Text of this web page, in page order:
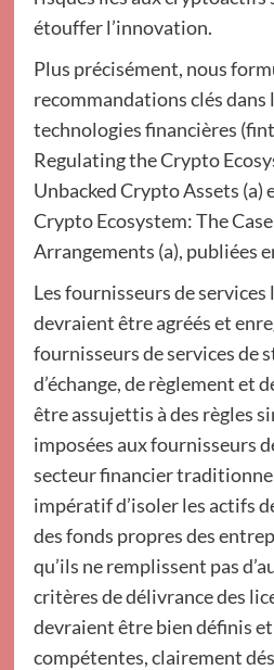
étouffer l’innovation.
Plus précisément, nous
recommandations clés dans
technologies financières
Regulating the Crypto
Unbacked Crypto Assets (a)
Crypto Ecosystem: The
Arrangements (a), publiées
Les fournisseurs de
devraient être agréés et
fournisseurs de services de
d’échange, de règlement et
être assujettis à des règles
imposées aux fournisseurs
secteur financier
impératif d’isoler les actifs
des fonds propres des
qu’ils ne remplissent pas
critères de délivrance des
devraient être bien définis
compétentes, clairement